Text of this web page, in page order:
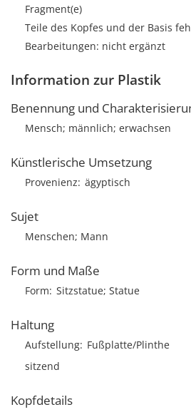
Fragment(e)
Teile des Kopfes und der Basis
Bearbeitungen: nicht ergänzt
Information zur Plastik
Benennung und
Mensch; männlich; erwachsen
Künstlerische Umsetzung
Provenienz ägyptisch
Sujet
Menschen; Mann
Form und Maße
Form Sitzstatue; Statue
Haltung
Aufstellung Fußplatte/Plinthe
sitzend
Kopfdetails